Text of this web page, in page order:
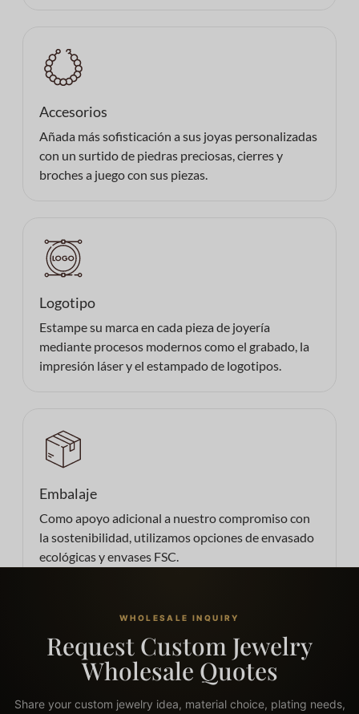
Accesorios
Añada más sofisticación a sus joyas personalizadas
con un surtido de piedras preciosas, cierres y
broches a juego con sus piezas.
Logotipo
Estampe su marca en cada pieza de joyería
mediante procesos modernos como el grabado, la
impresión láser y el estampado de logotipos.
Embalaje
Como apoyo adicional a nuestro compromiso con
la sostenibilidad, utilizamos opciones de envasado
ecológicas y envases FSC.
WHOLESALE INQUIRY
Request Custom Jewelry
Wholesale Quotes
Share your custom jewelry idea, material choice, plating needs,